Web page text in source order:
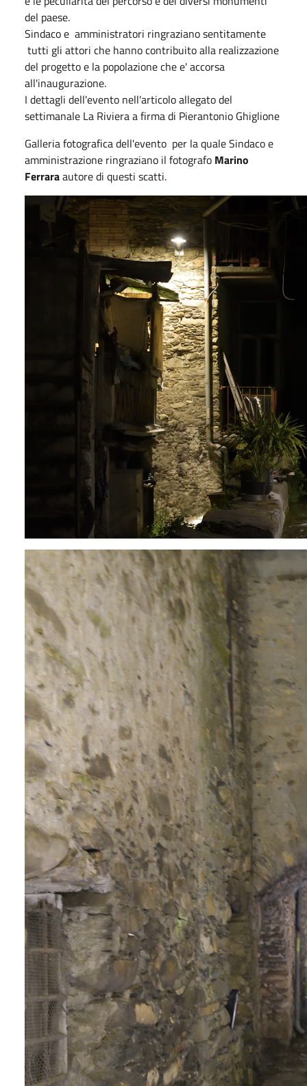
del paese.
Sindaco e amministratori ringraziano sentitamente
tutti gli attori che hanno contribuito alla realizzazione
del progetto e la popolazione che e' accorsa
all'inaugurazione.
I dettagli dell'evento nell'articolo allegato del
settimanale La Riviera a firma di Pierantonio Ghiglione
Galleria fotografica dell'evento per la quale Sindaco e
amministrazione ringraziano il fotografo Marino
Ferraraautore di questi scatti.